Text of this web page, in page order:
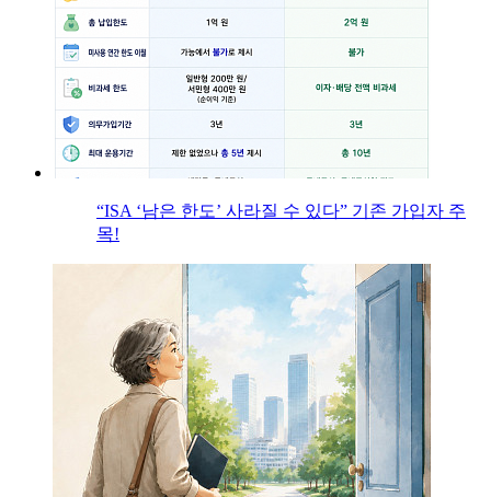
“ISA ‘남은 한도’ 사라질 수 있다” 기존 가입자 주
목!